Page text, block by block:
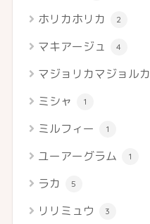
ホリカホリカ 2
マキアージュ 4
マジョリカマジョルカ
ミシャ 1
ミルフィー 1
ユーアーグラム 1
ラカ 5
リリミュウ 3